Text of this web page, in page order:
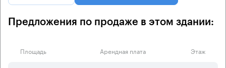
Предложения по продаже в этом здании:
Площадь Арендная плата Этаж